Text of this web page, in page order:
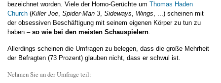
bezeichnet worden. Viele der Homo-Gerüchte um Thomas Haden
Church (Killer Joe, Spider-Man 3, Sideways, Wings, ...) scheinen mit
der obsessiven Beschäftigung mit seinem eigenen Körper zu tun zu
haben – so wie bei den meisten Schauspielern.
Allerdings scheinen die Umfragen zu belegen, dass die große Mehrheit
der Befragten (73 Prozent) glauben nicht, dass er schwul ist.
Nehmen Sie an der Umfrage teil: